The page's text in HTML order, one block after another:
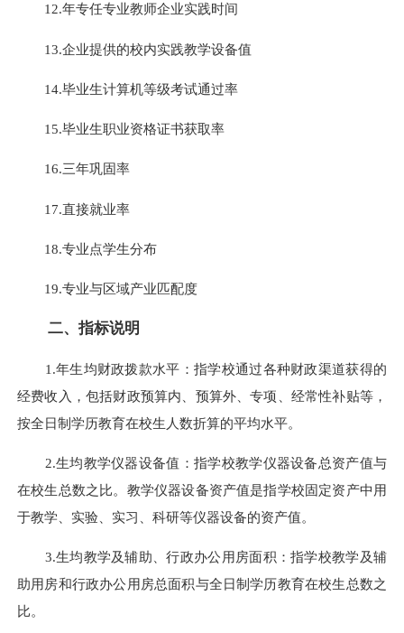
12.年专任专业教师企业实践时间
13.企业提供的校内实践教学设备值
14.毕业生计算机等级考试通过率
15.毕业生职业资格证书获取率
16.三年巩固率
17.直接就业率
18.专业点学生分布
19.专业与区域产业匹配度
二、指标说明
1.年生均财政拨款水平：指学校通过各种财政渠道获得的
经费收入，包括财政预算内、预算外、专项、经常性补贴等，
按全日制学历教育在校生人数折算的平均水平。
2.生均教学仪器设备值：指学校教学仪器设备总资产值与
在校生总数之比。教学仪器设备资产值是指学校固定资产中用
于教学、实验、实习、科研等仪器设备的资产值。
3.生均教学及辅助、行政办公用房面积：指学校教学及辅
助用房和行政办公用房总面积与全日制学历教育在校生总数之
比。